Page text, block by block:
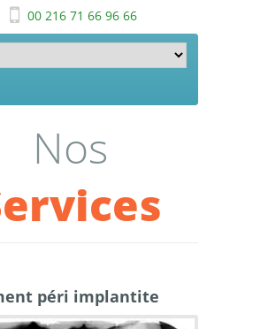
00 216 71 66 96 66
Nos
péri implantite